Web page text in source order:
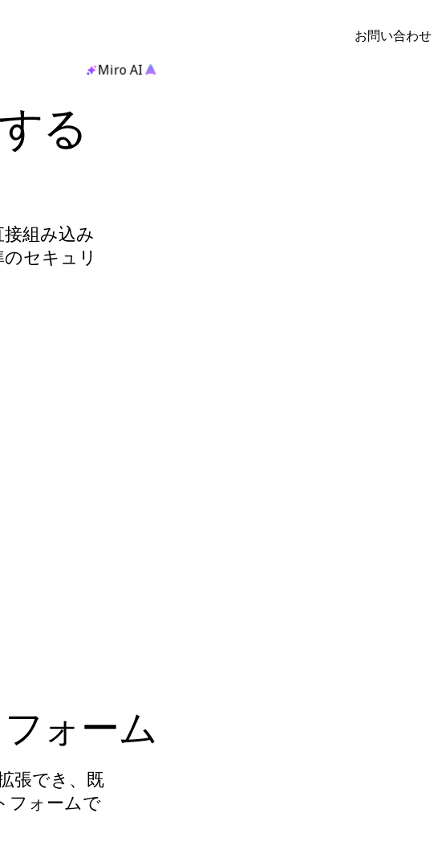
お問い合わせ
Miro AI
る
組み込み
セキュリ
ォーム
張でき、既
フォームで